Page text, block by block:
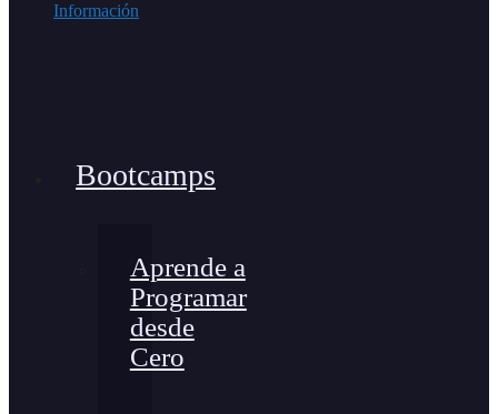
Información
Bootcamps
Aprende a
Programar
desde
Cero